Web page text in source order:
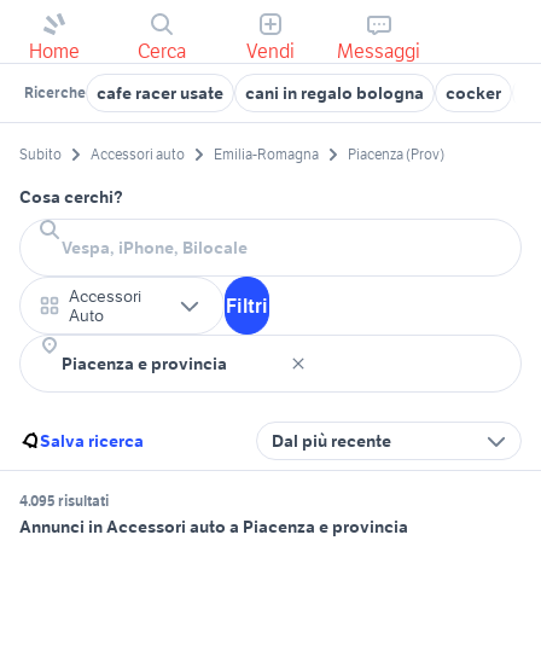
Home Cerca Vendi Messaggi
Ricerche cafe racer usate cani in regalo bologna cocker
Subito Accessori auto Emilia-Romagna Piacenza (Prov)
Cosa cerchi?
Accessori
Auto
Filtri
Salva ricerca Dal più recente
4.095 risultati
Annunci in Accessori auto a Piacenza e provincia